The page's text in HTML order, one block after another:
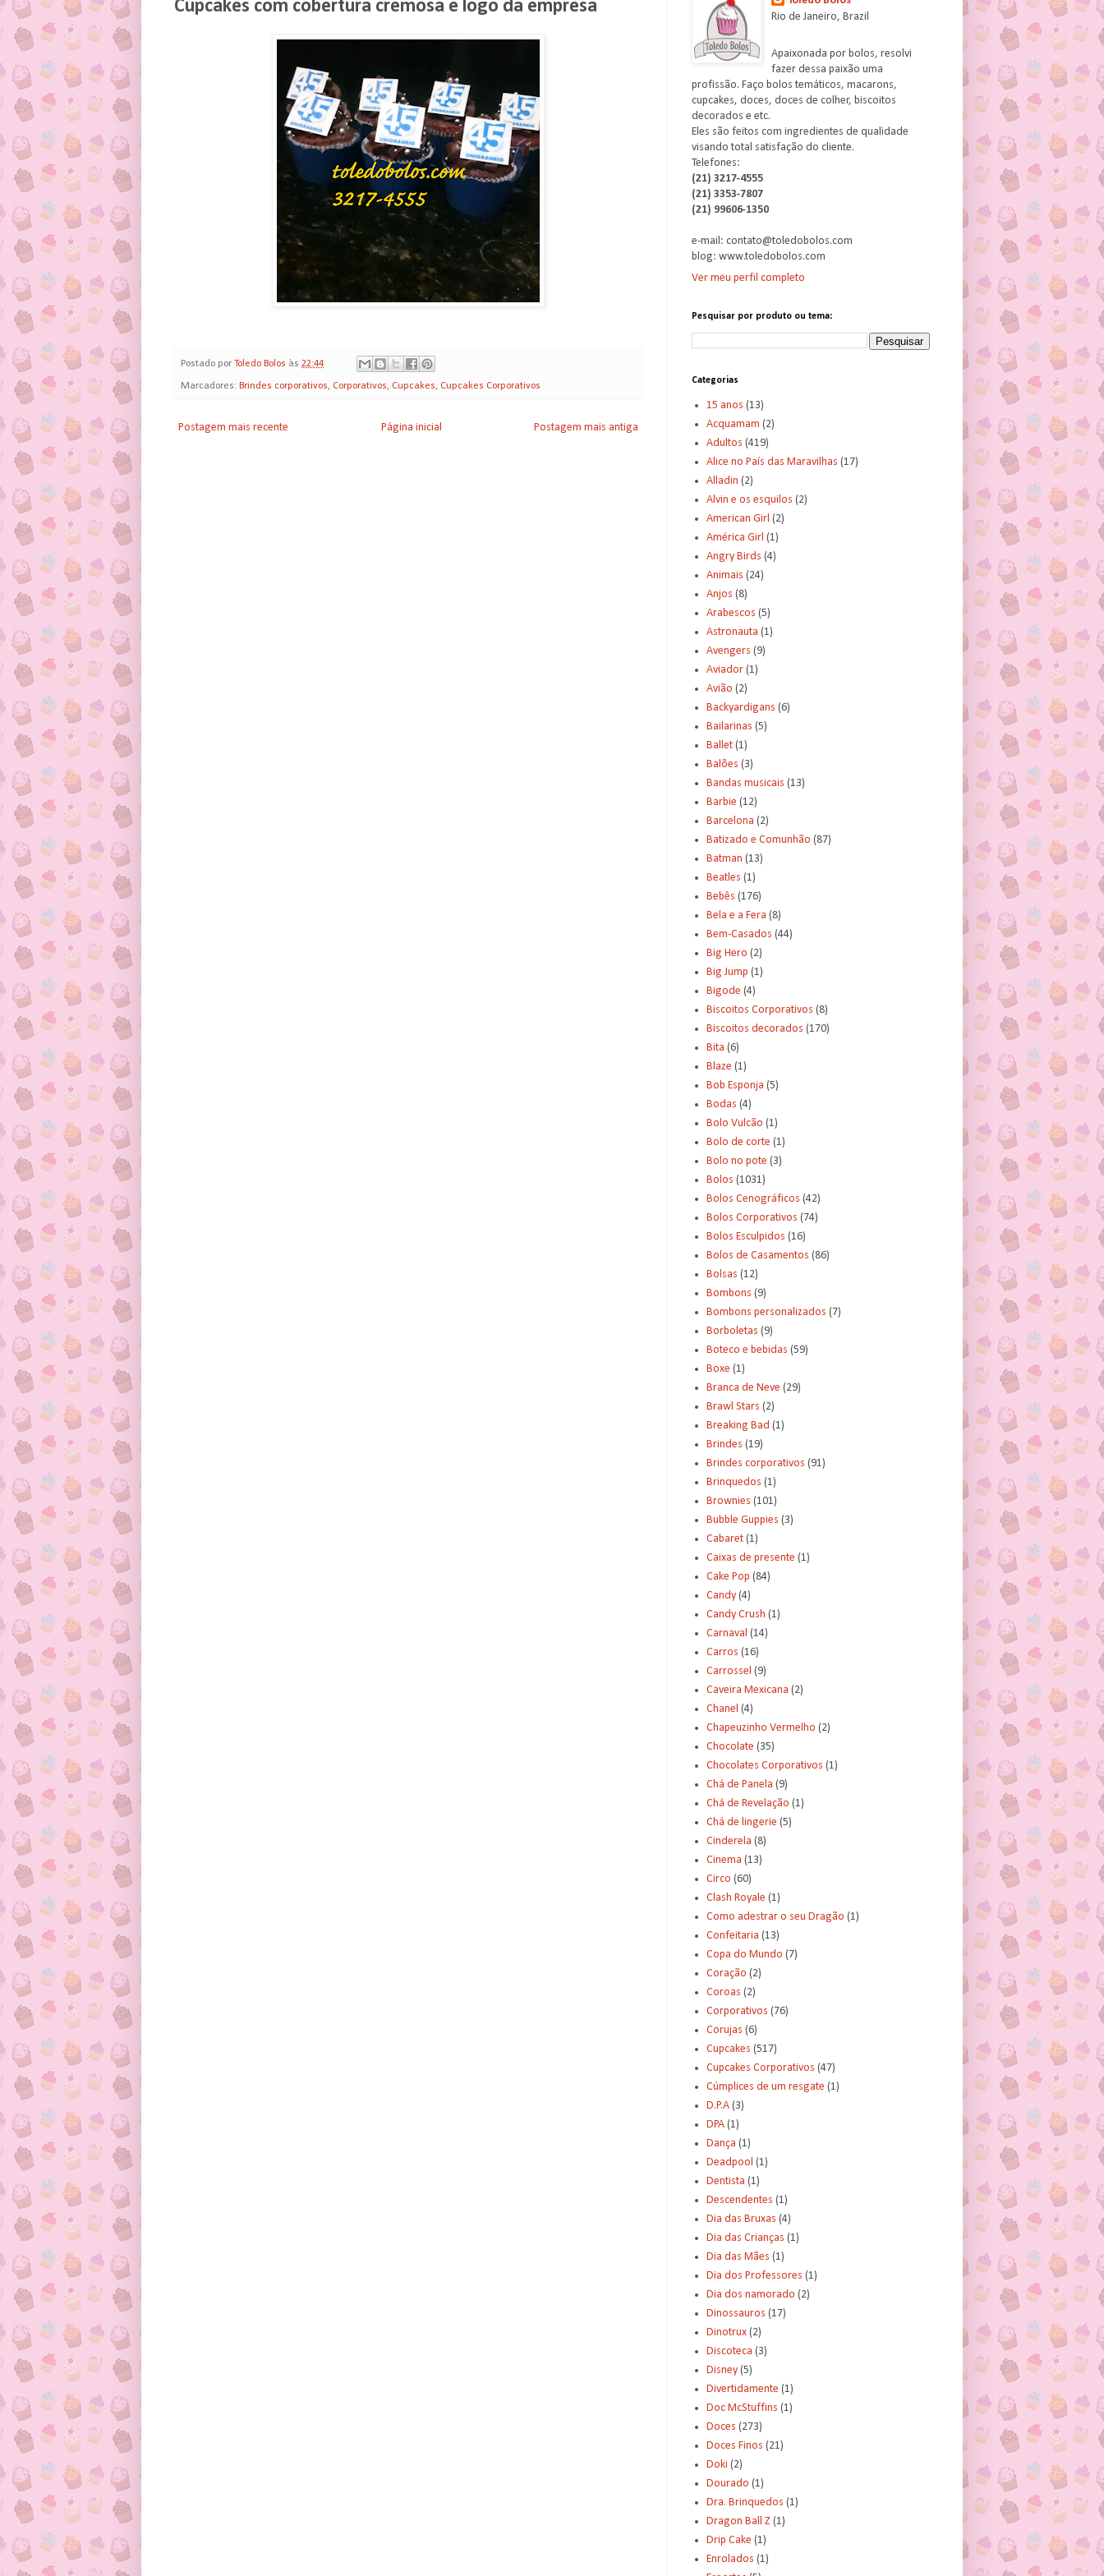
Cupcakes com cobertura cremosa e logo da empresa
Postado por Toledo Bolos às 22:44
Marcadores: Brindes corporativos, Corporativos, Cupcakes, Cupcakes Corporativos
Postagem mais recente Postagem mais antiga
Página inicial
Rio de Janeiro, Brazil
Apaixonada por bolos, resolvi
fazer dessa paixão uma
profissão. Faço bolos temáticos, macarons,
cupcakes, doces, doces de colher, biscoitos
decorados e etc.
Eles são feitos com ingredientes de qualidade
visando total satisfação do cliente.
Telefones:
(21) 3217-4555
(21) 3353-7807
(21) 99606-1350
e-mail: contato@toledobolos.com
blog: www.toledobolos.com
Ver meu perfil completo
Pesquisar por produto ou tema:
Categorias
15 anos (13)
Acquamam (2)
Adultos (419)
Alice no País das Maravilhas (17)
Alladin (2)
Alvin e os esquilos (2)
American Girl (2)
América Girl (1)
Angry Birds (4)
Animais (24)
Anjos (8)
Arabescos (5)
Astronauta (1)
Avengers (9)
Aviador (1)
Avião (2)
Backyardigans (6)
Bailarinas (5)
Ballet (1)
Balões (3)
Bandas musicais (13)
Barbie (12)
Barcelona (2)
Batizado e Comunhão (87)
Batman (13)
Beatles (1)
Bebês (176)
Bela e a Fera (8)
Bem-Casados (44)
Big Hero (2)
Big Jump (1)
Bigode (4)
Biscoitos Corporativos (8)
Biscoitos decorados (170)
Bita (6)
Blaze (1)
Bob Esponja (5)
Bodas (4)
Bolo Vulcão (1)
Bolo de corte (1)
Bolo no pote (3)
Bolos (1031)
Bolos Cenográficos (42)
Bolos Corporativos (74)
Bolos Esculpidos (16)
Bolos de Casamentos (86)
Bolsas (12)
Bombons (9)
Bombons personalizados (7)
Borboletas (9)
Boteco e bebidas (59)
Boxe (1)
Branca de Neve (29)
Brawl Stars (2)
Breaking Bad (1)
Brindes (19)
Brindes corporativos (91)
Brinquedos (1)
Brownies (101)
Bubble Guppies (3)
Cabaret (1)
Caixas de presente (1)
Cake Pop (84)
Candy (4)
Candy Crush (1)
Carnaval (14)
Carros (16)
Carrossel (9)
Caveira Mexicana (2)
Chanel (4)
Chapeuzinho Vermelho (2)
Chocolate (35)
Chocolates Corporativos (1)
Chá de Panela (9)
Chá de Revelação (1)
Chá de lingerie (5)
Cinderela (8)
Cinema (13)
Circo (60)
Clash Royale (1)
Como adestrar o seu Dragão (1)
Confeitaria (13)
Copa do Mundo (7)
Coração (2)
Coroas (2)
Corporativos (76)
Corujas (6)
Cupcakes (517)
Cupcakes Corporativos (47)
Cúmplices de um resgate (1)
D.P.A (3)
DPA (1)
Dança (1)
Deadpool (1)
Dentista (1)
Descendentes (1)
Dia das Bruxas (4)
Dia das Crianças (1)
Dia das Mães (1)
Dia dos Professores (1)
Dia dos namorado (2)
Dinossauros (17)
Dinotrux (2)
Discoteca (3)
Disney (5)
Divertidamente (1)
Doc McStuffins (1)
Doces (273)
Doces Finos (21)
Doki (2)
Dourado (1)
Dra. Brinquedos (1)
Dragon Ball Z (1)
Drip Cake (1)
Enrolados (1)